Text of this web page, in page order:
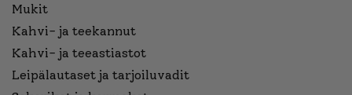
Mukit
Kahvi- ja teekannut
Kahvi- ja teeastiastot
Leipälautaset ja tarjoiluvadit